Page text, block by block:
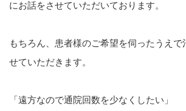
にお話をさせていただいております。
もちろん、患者様のご希望を伺ったうえで
せていただきます。
「遠方なので通院回数を少なくしたい」